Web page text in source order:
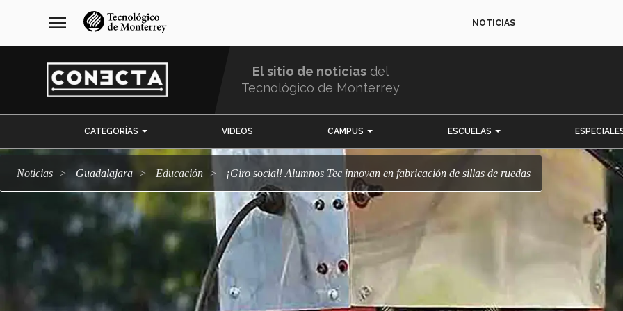
navegación
principal
menu NOTICIAS
El sitio de noticias del
Tecnológico de Monterrey
CATEGORÍAS VIDEOS CAMPUS ESCUELAS
Noticias Guadalajara Educación ¡Giro social! Alumnos Tec innovan en fabricación de sillas de ruedas